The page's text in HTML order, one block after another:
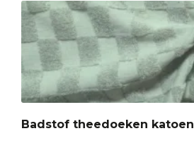
Badstof theedoeken katoen